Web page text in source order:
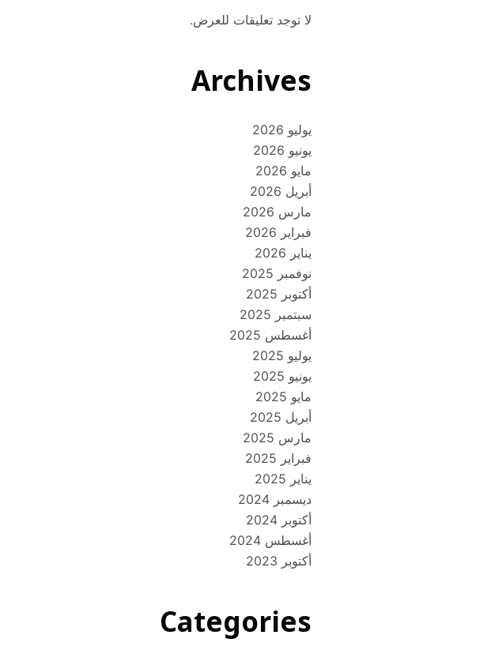
لا توجد تعليقات للعرض.
Archives
يوليو 2026
يونيو 2026
مايو 2026
أبريل 2026
مارس 2026
فبراير 2026
يناير 2026
نوفمبر 2025
أكتوبر 2025
سبتمبر 2025
أغسطس 2025
يوليو 2025
يونيو 2025
مايو 2025
أبريل 2025
مارس 2025
فبراير 2025
يناير 2025
ديسمبر 2024
أكتوبر 2024
أغسطس 2024
أكتوبر 2023
Categories